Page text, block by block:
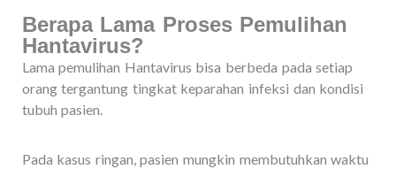
Berapa Lama Proses Pemulihan
Hantavirus?
Lama pemulihan Hantavirus bisa berbeda pada setiap
orang tergantung tingkat keparahan infeksi dan kondisi
tubuh pasien.
Pada kasus ringan, pasien mungkin membutuhkan waktu